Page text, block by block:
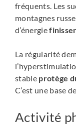
fréquents. Les
montagnes
d’énergie
La régularité
stable protège
C’est une base
Activité